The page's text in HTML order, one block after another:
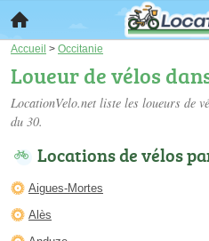
Accueil > Occitanie
Loueur de vélos
LocationVelo.net liste les loueurs de
du 30.
Locations de vélos
Aigues-Mortes
Alès